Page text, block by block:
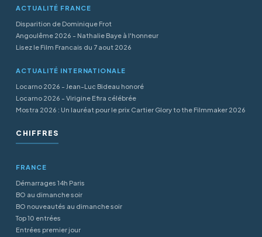
ACTUALITÉ FRANCE
Disparition de Dominique Frot
Angoulême 2026 - Nathalie Baye à l'honneur
Lisez le Film Francais du 7 aout 2026
ACTUALITÉ INTERNATIONALE
Locarno 2026 - Jean-Luc Bideau honoré
Locarno 2026 - Virigine Efira célébrée
Mostra 2026 : Un lauréat pour le prix Cartier Glory to the Filmmaker 2026
CHIFFRES
FRANCE
Démarrages 14h Paris
BO au dimanche soir
BO nouveautés au dimanche soir
Top 10 entrées
Entrées premier jour